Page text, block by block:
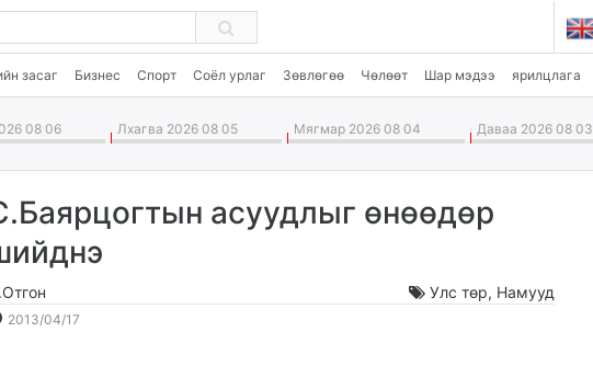
GBP 4,265.69₮
засаг Бизнес Спорт Соёл урлаг Зөвлөгөө Чөлөөт Шар мэдээ ярилцлага
08 06 Лхагва 2026 08 05 Мягмар 2026 08 04 Даваа 2026 08 03
асуудлыг өнөөдөр
Улс төр, Намууд
2013/04/17